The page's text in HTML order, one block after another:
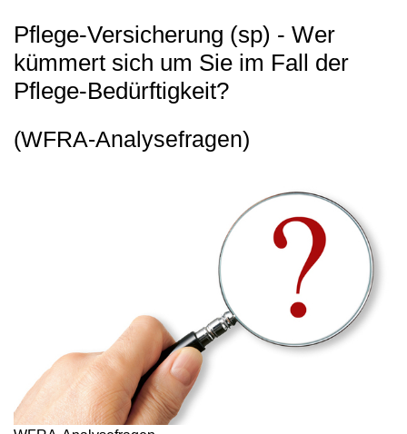
Pflege-Versicherung (sp) - Wer
kümmert sich um Sie im Fall der
Pflege-Bedürftigkeit?
(WFRA-Analysefragen)